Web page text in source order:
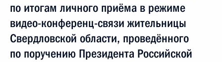
по итогам личного приёма в режиме
видео-конференц-связи жительницы
Свердловской области, проведённого
по поручению Президента Российской